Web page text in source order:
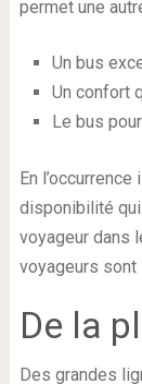
permet une
Un bus
Un confort
Le bus
En
disponibilité qui
voyageur dans
voyageurs sont
De la
Des grandes